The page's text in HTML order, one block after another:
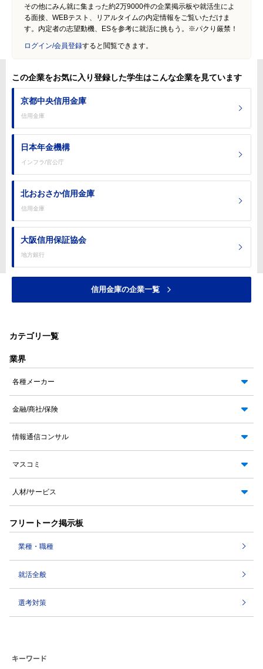
その他にみん就に集まった約2万9000件の企業掲示板や就活生によ
る面接、WEBテスト、リアルタイムの内定情報をご覧いただけま
す。内定者の志望動機、ESを参考に就活に挑もう。※パクり厳禁！
ログイン/会員登録すると閲覧できます。
この企業をお気に入り登録した学生はこんな企業を見ています
京都中央信用金庫
信用金庫
日本年金機構
インフラ/官公庁
北おおさか信用金庫
信用金庫
大阪信用保証協会
地方銀行
信用金庫の企業一覧
カテゴリ一覧
業界
各種メーカー
金融/商社/保険
情報通信コンサル
マスコミ
人材/サービス
フリートーク掲示板
業種・職種
就活全般
選考対策
キーワード